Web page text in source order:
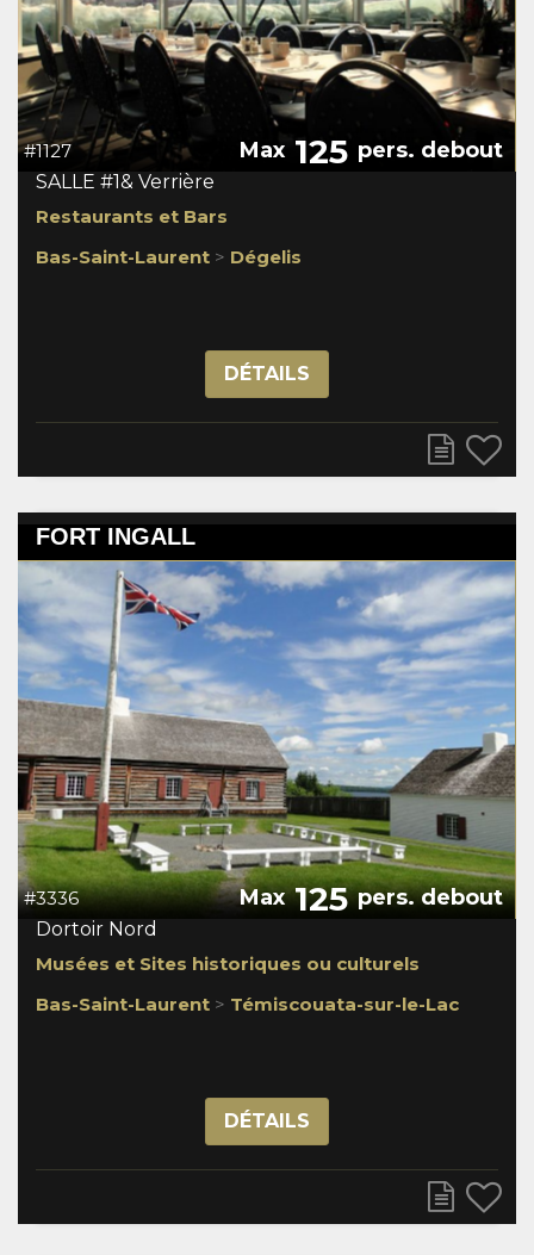
#1127 Max 125 pers. debout
SALLE #1& Verrière
Restaurants et Bars
Bas-Saint-Laurent > Dégelis
DÉTAILS
FORT INGALL
#3336 Max125pers. debout
Dortoir Nord
Musées et Sites historiques ou culturels
Bas-Saint-Laurent > Témiscouata-sur-le-Lac
DÉTAILS